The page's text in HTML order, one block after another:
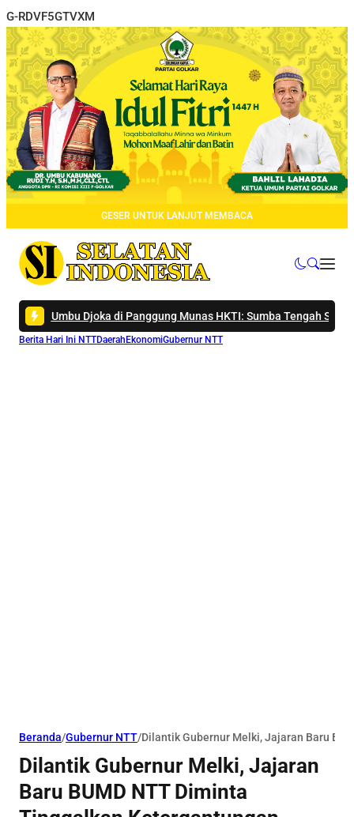
G-RDVF5GTVXM
GESER UNTUK LANJUT MEMBACA
di Panggung Munas HKTI: Sumba Tengah Siap Jadi Lumbung
Berita Hari Ini NTTDaerah EkonomiGubernur NTT
Beranda/Gubernur NTT/Dilantik Gubernur Melki, Jajaran Baru
Dilantik Gubernur Melki, Jajaran
Baru BUMD NTT Diminta